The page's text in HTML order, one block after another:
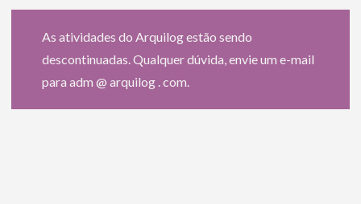
As atividades do Arquilog estão sendo
descontinuadas. Qualquer dúvida, envie um e-mail
para adm @ arquilog . com.